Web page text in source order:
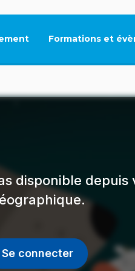
Formations et
disponible depuis
Se connecter